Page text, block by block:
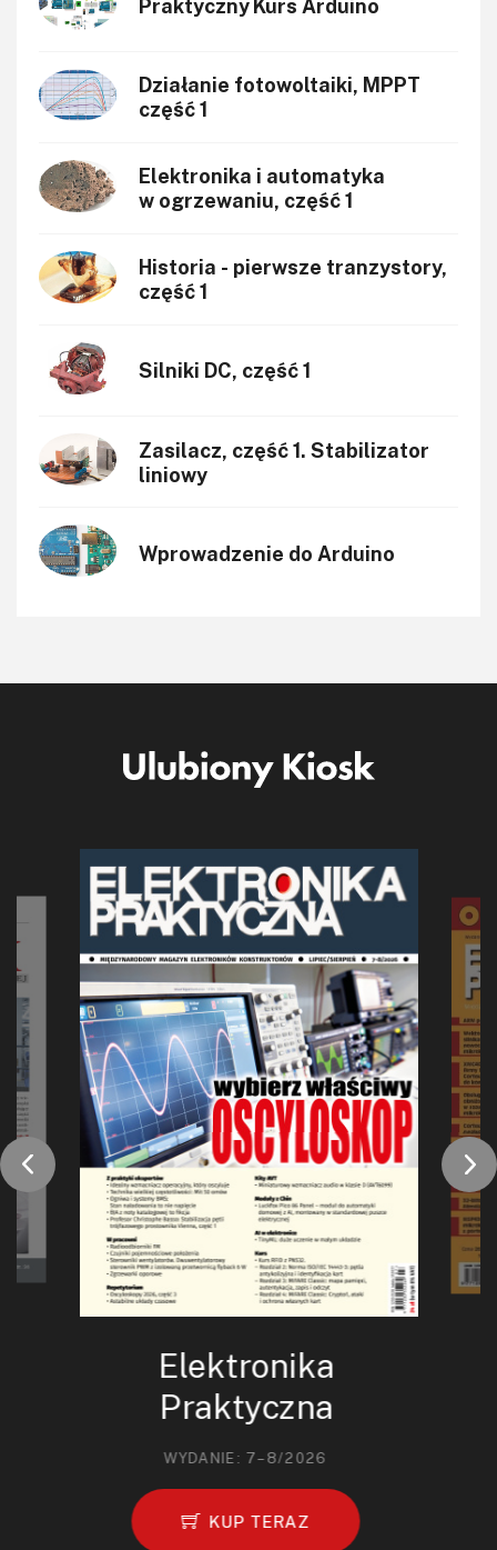
Transformatory
Wyświetlacze
Zasilanie
Praktyczny Kurs Arduino
Działanie fotowoltaiki, MPPT
część 1
Elektronika i automatyka
w ogrzewaniu, część 1
Historia - pierwsze tranzystory,
część 1
Silniki DC, część 1
Zasilacz, część 1. Stabilizator
liniowy
Wprowadzenie do Arduino
Elektronika
Praktyczna
WYDANIE: 7–8/2026
KUP TERAZ